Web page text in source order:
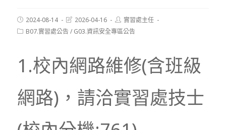
Post
published:
2024-08-14
Post
last
modified:
2026-04-16
Post
author:
實習處主任
PostB07.實習處公告/ G03.資訊安全專區公告
1.校內網路維修(含班級
網路)，請洽實習處技士